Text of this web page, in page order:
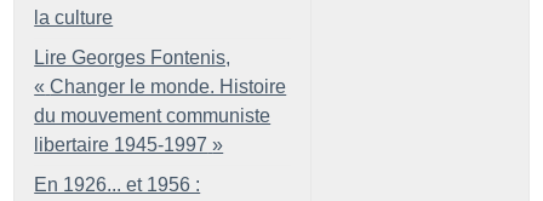
la culture
Lire Georges Fontenis,
« Changer le monde. Histoire
du mouvement communiste
libertaire 1945-1997 »
En 1926... et 1956 :